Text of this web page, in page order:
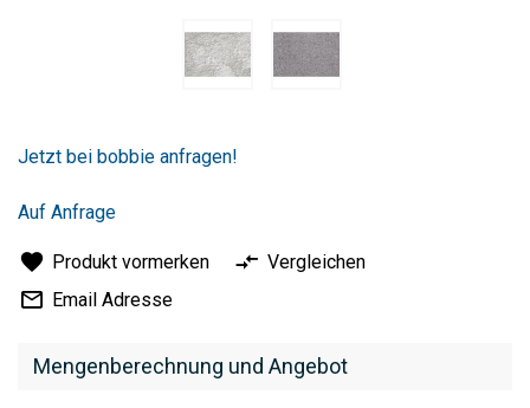
der
springen
Mengenberechnung und Angebot
Jetzt bei bobbie anfragen!
Auf Anfrage
Produkt vormerken
Vergleichen
Email Adresse